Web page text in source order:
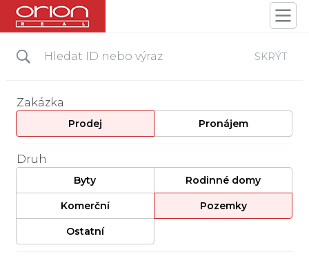
SKRÝT
Zakázka
Prodej Pronájem
Druh
Byty Rodinné domy
Komerční Pozemky
Ostatní